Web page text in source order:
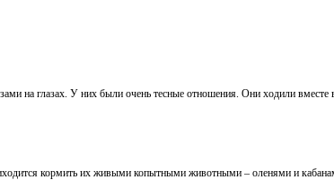
на глазах. У них были очень тесные отношения. Они ходили
кормить их живыми копытными животными – оленями и